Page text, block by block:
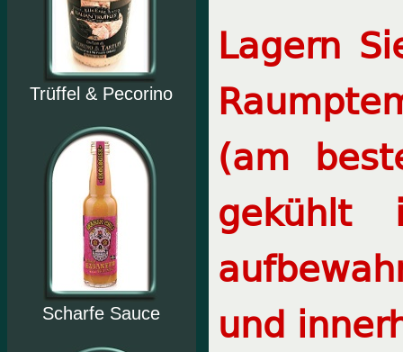
Trüffel & Pecorino
Scharfe Sauce
Lagern
(am
und